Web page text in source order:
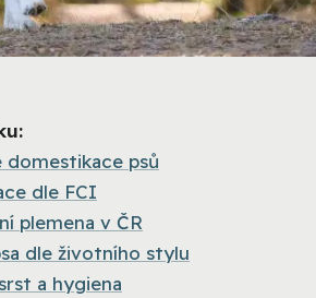
domestikace psů
dle FCI
plemena v ČR
dle životního stylu
a hygiena